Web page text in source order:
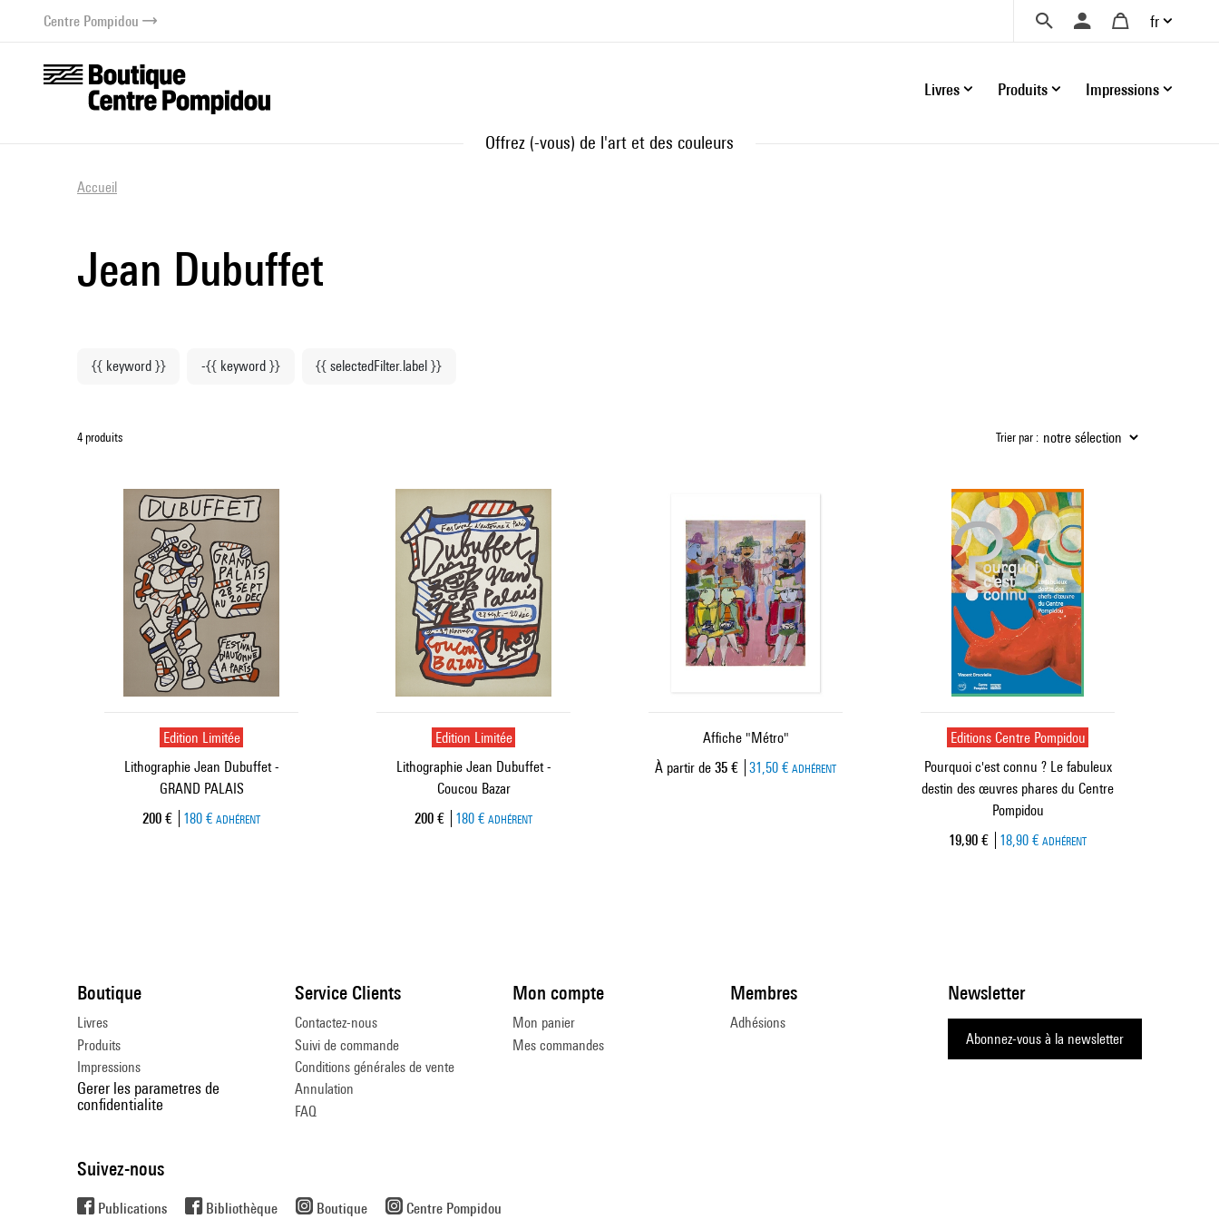
contenuCentre Pompidou fr
Livres Produits Impressions
Offrez (-vous) de l'art et des couleurs
Accueil
Jean Dubuffet
{{ keyword }} -{{ keyword }} {{ selectedFilter.label }}
4 produits Trier par :
Edition Limitée
Lithographie Jean Dubuffet -
GRAND PALAIS
Prix ​​actuel
200 € 180 € ADHÉRENT
Edition Limitée
Lithographie Jean Dubuffet -
Coucou Bazar
Prix ​​actuel
200 € 180 € ADHÉRENT
Affiche "Métro"
À partir de Prix ​​actuel
35 € 31,50 € ADHÉRENT
Editions Centre Pompidou
Pourquoi c'est connu ? Le fabuleux
destin des œuvres phares du Centre
Pompidou
Prix ​​actuel
19,90 € 18,90 € ADHÉRENT
Boutique
Livres
Produits
Impressions
Gerer les parametres de
confidentialite
Newsletter
Abonnez-vous à la newsletter
Service Clients
Contactez-nous
Suivi de commande
Conditions générales de vente
Annulation
FAQ
Mon compte
Mon panier
Mes commandes
Membres
Adhésions
Suivez-nous
Publications Bibliothèque Boutique Centre Pompidou